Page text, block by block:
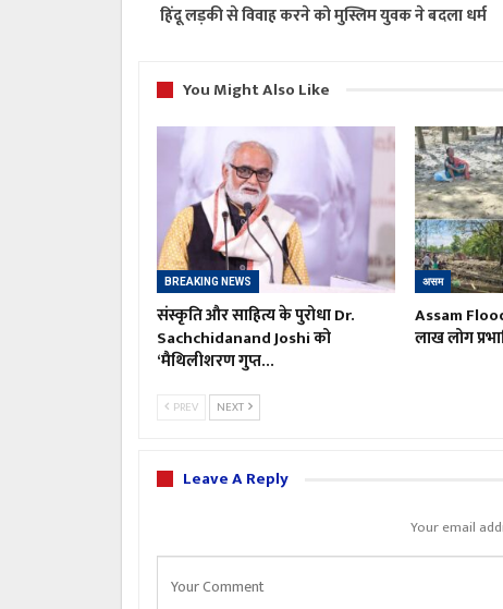
हिंदू लड़की से विवाह करने को मुस्लिम युवक ने बदला धर्म
You Might Also Like
BREAKING NEWS
संस्कृति और साहित्य के पुरोधा Dr.
Sachchidanand Joshi को
‘मैथिलीशरण गुप्त…
असम
Assam
लाख लोग
PREV NEXT
Leave A Reply
Your email